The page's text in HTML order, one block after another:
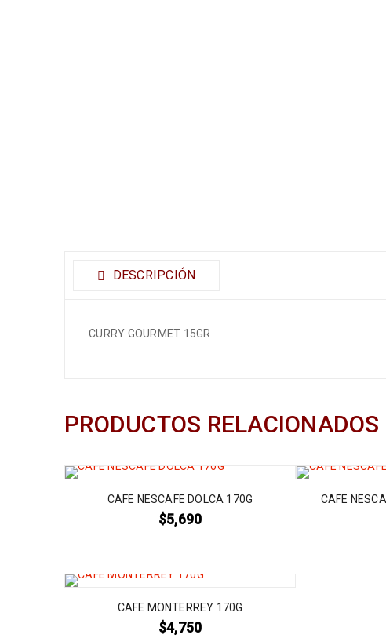
DESCRIPCIÓN
CURRY GOURMET 15GR
PRODUCTOS RELACIONADOS
CAFE NESCAFE DOLCA 170G
$5,690
CAFE
CAFE MONTERREY 170G
$4,750